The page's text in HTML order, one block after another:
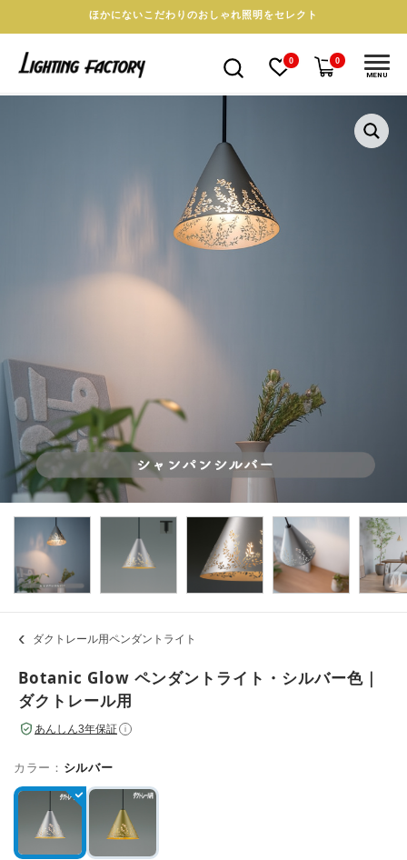
ほかにないこだわりのおしゃれ照明をセレクト
0 0
MENU
ダクトレール用ペンダントライト
Botanic Glow ペンダントライト・シルバー色｜
ダクトレール用
あんしん3年保証 i
カラー： シルバー